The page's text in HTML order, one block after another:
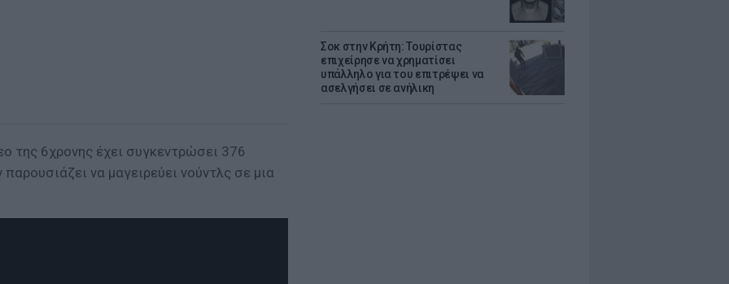
Σοκ στην Κρήτη: Τουρίστας
επιχείρησε να χρηματίσει
υπάλληλο για του επιτρέψει να
ασελγήσει σε ανήλικη
της 6χρονης έχει συγκεντρώσει 376
να μαγειρεύει νούντλς σε μια